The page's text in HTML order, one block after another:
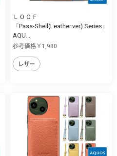
ＬＯＯＦ
「Pass-Shell(Leather.ver) Series」
AQU...
参考価格￥1,980
レザー